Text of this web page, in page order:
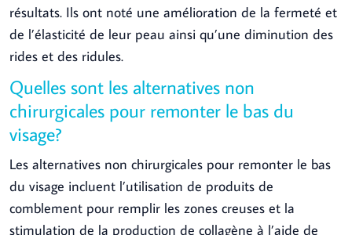
résultats. Ils ont noté une amélioration de la fermeté et
de l’élasticité de leur peau ainsi qu’une diminution des
rides et des ridules.
Quelles sont les alternatives non
chirurgicales pour remonter le bas du
visage?
Les alternatives non chirurgicales pour remonter le bas
du visage incluent l’utilisation de produits de
comblement pour remplir les zones creuses et la
stimulation de la production de collagène à l’aide de